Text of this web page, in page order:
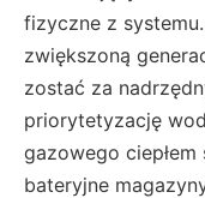
fizyczne z
zwiększoną
zostać za
priorytetyzację
gazowego
bateryjne